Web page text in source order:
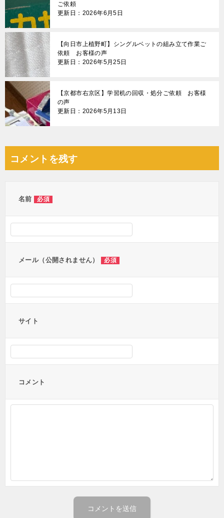
ご依頼
更新日：2026年6月5日
【向日市上植野町】シングルベットの組み立て作業ご
依頼 お客様の声
更新日：2026年5月25日
【京都市右京区】学習机の回収・処分ご依頼 お客様
の声
更新日：2026年5月13日
コメントを残す
名前 必須
メール（公開されません） 必須
サイト
コメント